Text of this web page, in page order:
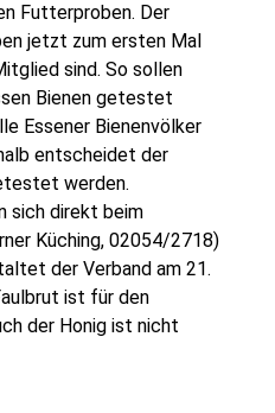
Futterproben. Der
jetzt zum ersten Mal
sind. So sollen
Bienen getestet
Essener Bienenvölker
entscheidet der
werden.
sich direkt beim
Küching, 02054/2718)
der Verband am 21.
ist für den
der Honig ist nicht